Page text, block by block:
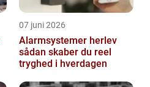
07 juni 2026
Alarmsystemer herlev
sådan skaber du reel
tryghed i hverdagen